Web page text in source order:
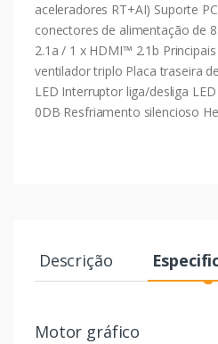
aceleradores RT+AI) Suporte
conectores de alimentação de
2.1a / 1 x HDMI™ 2.1b
ventilador triplo Placa traseira
LED Interruptor liga/desliga
0DB Resfriamento silencioso
Descrição
Motor gráfico